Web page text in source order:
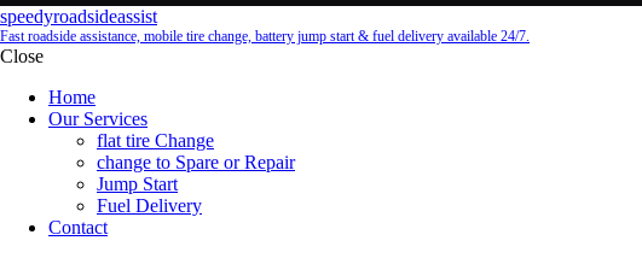
speedyroadsideassist
Fast roadside assistance, mobile tire change, battery jump start & fuel delivery available 24/7.
Close
Home
Our Services
flat tire Change
change to Spare or Repair
Jump Start
Fuel Delivery
Contact